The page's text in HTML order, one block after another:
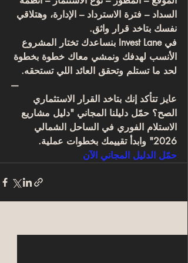
السداد – فترة الاسترداد – الإدارة، وهتلاقي
نفسك بتاخد قرار واثق.
في Invest Lane بنساعدك تختار المشروع
الأنسب لهدفك ونمشي معاك خطوة بخطوة
لحد ما تستلم وتحقق العائد اللي تستحقه.
—
عايز تتأكد إنك بتاخد القرار الاستثماري
الصح؟ حمّل دليلنا المجاني "دليل مشاريع
الاستلام الفوري في الساحل الشمالي
2026" وابدأ تقييمك بخطوات عملية.
حمّل الدليل المجاني الآن